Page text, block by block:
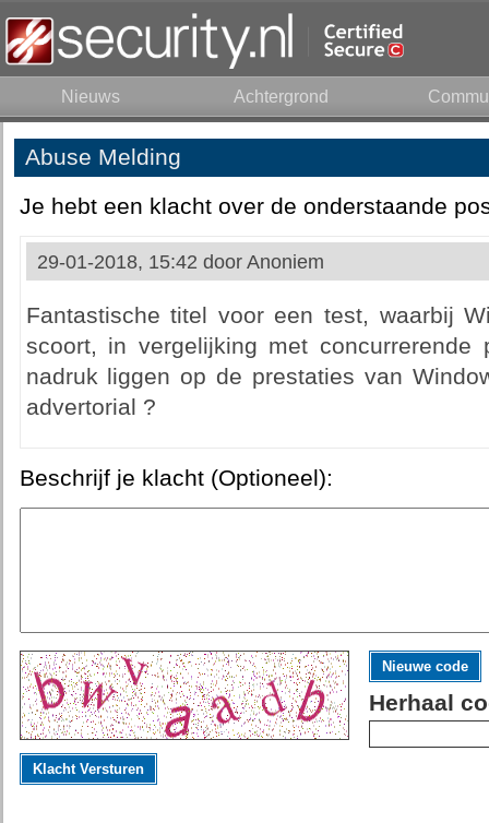
Nieuws Achtergrond
Abuse Melding
Je hebt een klacht over de onderstaande
29-01-2018, 15:42 door Anoniem
Fantastische titel voor een test, waarbij
scoort, in vergelijking met concurrerende
nadruk liggen op de prestaties van
advertorial ?
Beschrijf je klacht (Optioneel):
Nieuwe code
Herhaal
Klacht Versturen